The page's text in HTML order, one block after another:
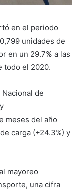
en el periodo
unidades de
en un 29.7% a las
todo el 2020.
de
meses del año
carga (+24.3%) y
mayoreo
una cifra